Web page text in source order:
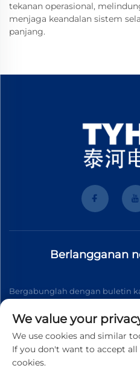
tekanan operasional,
menjaga keandalan sistem
panjang.
Berlangganan
Bergabunglah dengan buletin
We value your
We use cookies and similar
If you don't want to accept all
cookies.